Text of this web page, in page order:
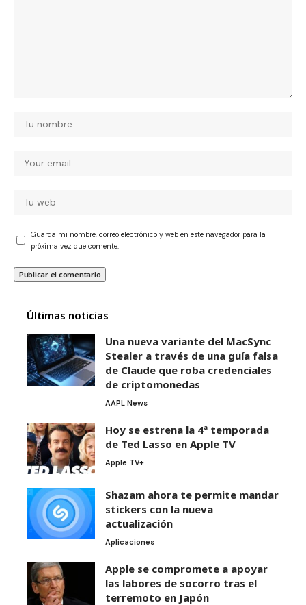
Guarda mi nombre, correo electrónico y web en este navegador para la
próxima vez que comente.
Últimas noticias
Una nueva variante del MacSync
Stealer a través de una guía falsa
de Claude que roba credenciales
de criptomonedas
AAPL News
Hoy se estrena la 4ª temporada
de Ted Lasso en Apple TV
Apple TV+
Shazam ahora te permite mandar
stickers con la nueva
actualización
Aplicaciones
Apple se compromete a apoyar
las labores de socorro tras el
terremoto en Japón